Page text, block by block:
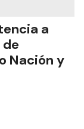
a
Nación y